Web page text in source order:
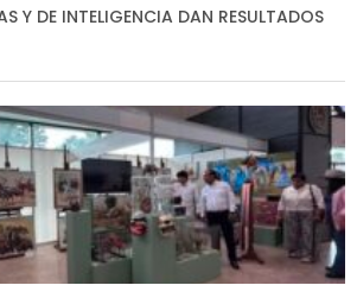
Y DE INTELIGENCIA DAN RESULTADOS